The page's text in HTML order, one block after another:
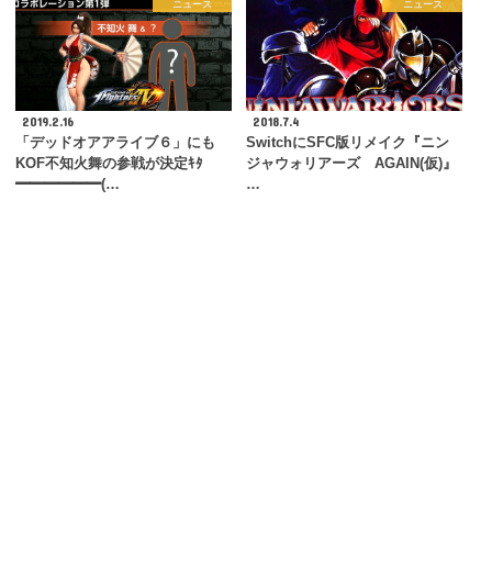
ニュース
2019.2.16
「デッドオアアライブ６」にも
KOF不知火舞の参戦が決定ｷﾀ
━━━━━━(…
ニュース
2018.7.4
SwitchにSFC版リメイク『ニン
ジャウォリアーズ AGAIN(仮)』
…